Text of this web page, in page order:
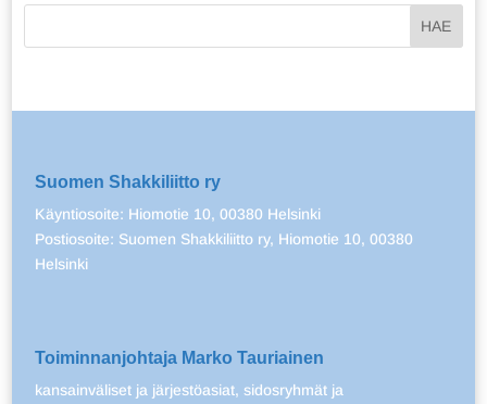
Suomen Shakkiliitto ry
Käyntiosoite: Hiomotie 10, 00380 Helsinki
Postiosoite: Suomen Shakkiliitto ry, Hiomotie 10, 00380
Helsinki
Toiminnanjohtaja Marko Tauriainen
kansainväliset ja järjestöasiat, sidosryhmät ja